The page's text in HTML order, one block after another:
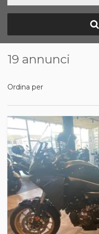
19 annunci
Ordina per